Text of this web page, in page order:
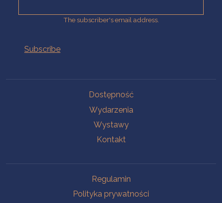
The subscriber's email address.
Dostępność
Wydarzenia
Wystawy
Kontakt
Regulamin
Polityka prywatności